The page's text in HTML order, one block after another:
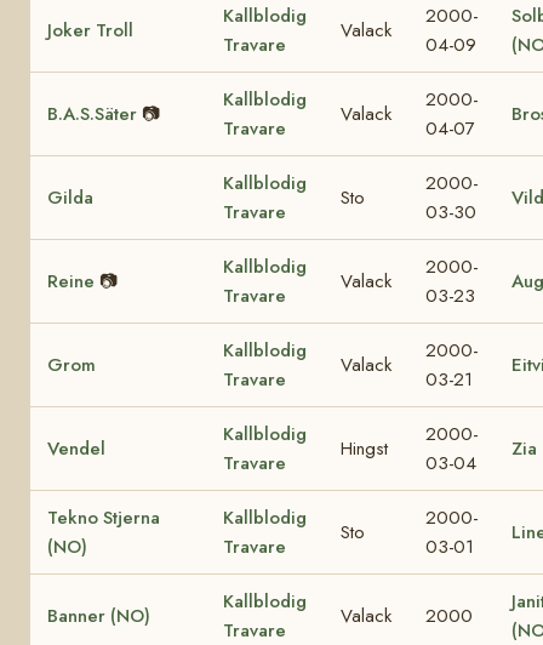
Joker Troll
Kallblodig
Travare
Valack
2000-
04-09
B.A.S.Säter 📷
Kallblodig
Travare
Valack
2000-
04-07
Gilda
Kallblodig
Travare
Sto
2000-
03-30
Reine 📷
Kallblodig
Travare
Valack
2000-
03-23
Grom
Kallblodig
Travare
Valack
2000-
03-21
Vendel
Kallblodig
Travare
Hingst
2000-
03-04
Zia
Tekno Stjerna
(NO)
Kallblodig
Travare
Sto
2000-
03-01
Banner (NO)
Kallblodig
Travare
Valack 2000